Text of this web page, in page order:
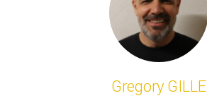
Gregory GILLE